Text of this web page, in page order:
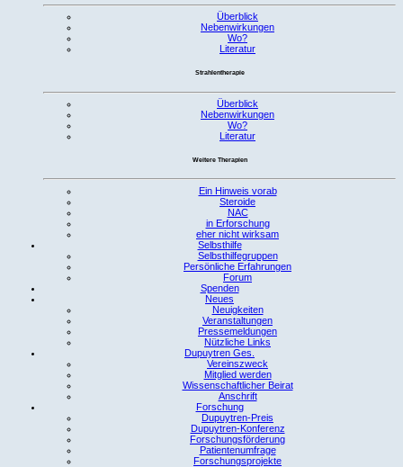
Überblick
Nebenwirkungen
Wo?
Literatur
Strahlentherapie
Überblick
Nebenwirkungen
Wo?
Literatur
Weitere Therapien
Ein Hinweis vorab
Steroide
NAC
in Erforschung
eher nicht wirksam
Selbsthilfe
Selbsthilfegruppen
Persönliche Erfahrungen
Forum
Spenden
Neues
Neuigkeiten
Veranstaltungen
Pressemeldungen
Nützliche Links
Dupuytren Ges.
Vereinszweck
Mitglied werden
Wissenschaftlicher Beirat
Anschrift
Forschung
Dupuytren-Preis
Dupuytren-Konferenz
Forschungsförderung
Patientenumfrage
Forschungsprojekte